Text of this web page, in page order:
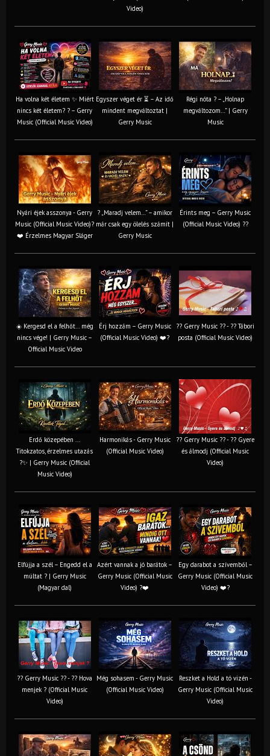
Video)
Ha volna két életem ✨ Miért
nincs két életem? ? – Gerry
Music (Official Music Video)
Egyszer véget ér ⏳ – Az idő
mindent megváltoztat |
Gerry Music
Régi nóta ? – „Holnap
megváltozom…” | Gerry
Music
Nyári éjek asszonya - Gerry
Music (Official Music Video)?
❤️ Érzelmes Magyar Sláger
? „Maradj velem…” – amikor
már csak egy ölelés számít |
Gerry Music
Érints meg – Gerry Music
(Official Music Video) ??
☀️ Kergesd el a felhőt… még
nincs vége! | Gerry Music –
Official Music Video
Érj hozzám – Gerry Music
(Official Music Video) ❤️?
?? Gerry Music ?? - ?? Tábori
posta (Official Music Video)
Erdő közepében ...
Titokzatos, érzelmes utazás
?✨ | Gerry Music (Official
Music Video)
Harmonikás - Gerry Music
(Official Music Video)
?? Gerry Music ?? - ?? Gyere
és álmodj (Official Music
Video)
Elfújja a szél – Engedd el a
múltat ? | Gerry Music
(Magyar dal)
Azért vannak a jó barátok –
Gerry Music (Official Music
Video) ?❤️
Egy darabot a szívemből –
Gerry Music (Official Music
Video) ❤️?
?? Gerry Music ?? - ?? Hova
menjek ? (Official Music
Video)
Még sohasem - Gerry Music
(Official Music Video)
Reszket a Hold a tó vizén -
Gerry Music (Official Music
Video)